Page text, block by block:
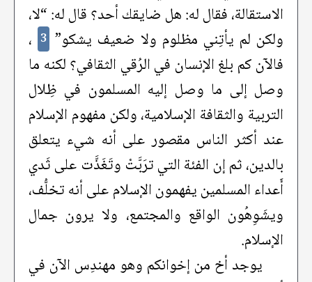
الاستقالة، فقال له: هل ضايقك أحد؟ قال له: “لا،
ولكن لم يأتِني مظلوم ولا ضعيف يشكو” 3 ،
فالآن كم بلغ الإنسان في الرُقي الثقافي؟ لكنه ما
وصل إلى ما وصل إليه المسلمون في ظِلال
التربية والثقافة الإسلامية، ولكن مفهوم الإسلام
عند أكثر الناس مقصور على أنه شيء يتعلق
بالدين، ثم إن الفئة التي ترَبَّتْ وتَغَذَّت على ثَدي
أَعداء المسلمين يفهمون الإسلام على أنه تخلُّف،
ويشَوِهُون الواقع والمجتمع، ولا يرون جمال
الإسلام.
يوجد أخ من إخوانكم وهو مهندِس الآن في